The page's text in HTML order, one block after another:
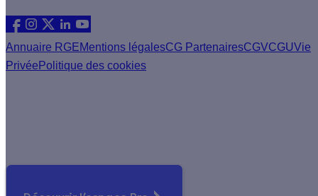
Annuaire RGEMentions légalesCG PartenairesCGVCGUVie
Privée Politique des cookies